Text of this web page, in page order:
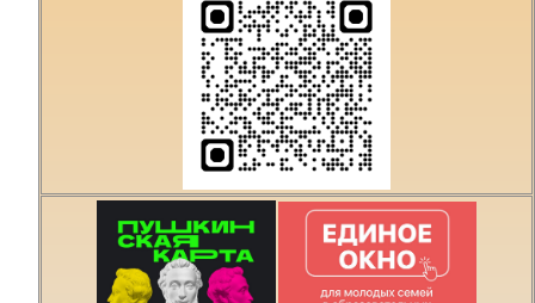
Есть предложения по
организации учебного
процесса или знаете,
как сделать техникум
лучше?